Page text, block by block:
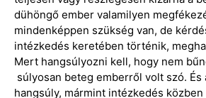
dühöngő ember valamilyen
mindenképpen szükség van, de
intézkedés keretében történik,
Mert hangsúlyozni kell, hogy nem
súlyosan beteg emberről volt szó. És
hangsúly, mármint intézkedés közben